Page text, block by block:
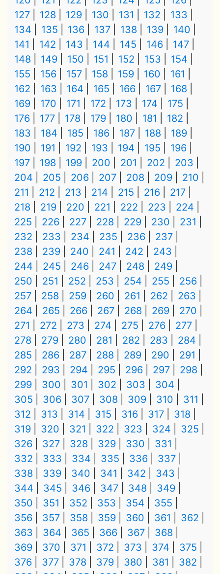
127
128 129 130 131 132
133
134
135 136 137 138 139
140
141
142 143 144 145 146
147
148
149 150 151 152 153
154
155
156 157 158 159 160
161
162
163 164 165 166 167
168
169
170 171 172 173 174
175
176
177 178 179 180 181
182
183
184 185 186 187 188
189
190
191 192 193 194 195
196
197
198 199 200 201 202
203
204
205 206 207 208 209
210
211
212 213 214 215 216
217
218
219 220 221 222 223
224
225
226 227 228 229 230
231
232
233 234 235 236
237
238
239 240 241 242
243
244
245 246 247 248
249
250
251 252 253 254 255
256
257
258 259 260 261 262
263
264
265 266 267 268 269
270
271
272 273 274 275 276
277
278
279 280 281 282 283
284
285
286 287 288 289 290
291
292
293 294 295 296 297
298
299
300 301 302 303
304
305
306 307 308 309 310
311
312
313 314 315 316 317
318
319
320 321 322 323 324
325
326
327 328 329 330
331
332
333 334 335 336
337
338
339 340 341 342
343
344
345 346 347 348
349
350
351 352 353 354
355
356
357 358 359 360 361
362
363
364 365 366 367
368
369
370 371 372 373 374
375
376
377 378 379 380 381
382